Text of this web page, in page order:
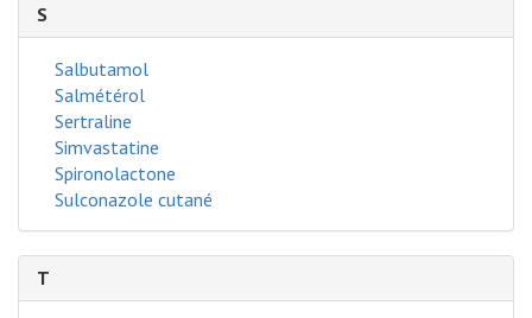
S
Salbutamol
Salmétérol
Sertraline
Simvastatine
Spironolactone
Sulconazole cutané
T